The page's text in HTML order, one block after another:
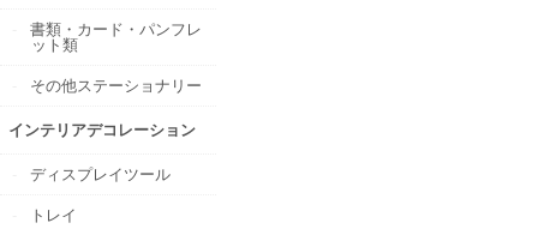
書類・カード・パンフレ
ット類
その他ステーショナリー
インテリアデコレーション
ディスプレイツール
トレイ